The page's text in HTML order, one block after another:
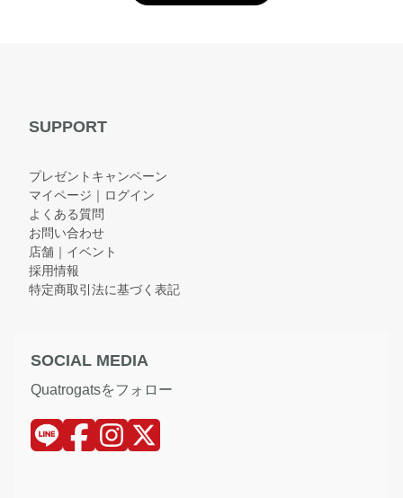
SUPPORT
プレゼントキャンペーン
マイページ｜ログイン
よくある質問
お問い合わせ
店舗｜イベント
採用情報
特定商取引法に基づく表記
SOCIAL MEDIA
Quatrogatsをフォロー